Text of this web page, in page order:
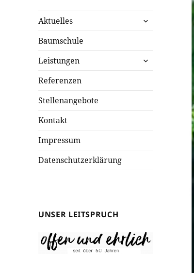
Aktuelles
untermenü
öffnen
Baumschule
Leistungen
untermenü
öffnen
Referenzen
Stellenangebote
Kontakt
Impressum
Datenschutzerklärung
UNSER LEITSPRUCH